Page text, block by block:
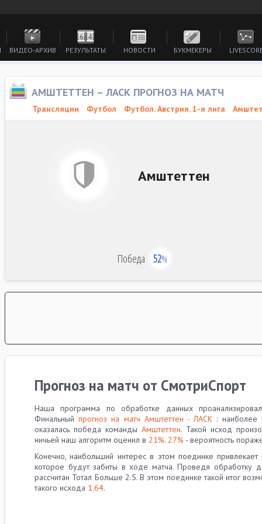
ВИДЕО-АРХИВ РЕЗУЛЬТАТЫ НОВОСТИ БУКМЕКЕРЫ
АМШТЕТТЕН – ЛАСК ПРОГНОЗ НА МАТЧ
Трансляции Футбол Футбол. Австрия. 1-я лига
Амштеттен
Победа 52%
Прогноз на матч от СмотриСпорт
Наша программа по обработке данных
Финальныйпрогноз на матч Амштеттен - ЛАСК : наиболее
оказалась победа команды Амштеттен. Такой исход
ничьей наш алгоритм оценил в 21%. 27% - вероятность
Конечно, наибольший интерес в этом поединке привлекает
которое будут забиты в ходе матча. Проведя обработку
рассчитан Тотал Больше 2.5. В этом поединке такой итог
такого исхода 1.64.